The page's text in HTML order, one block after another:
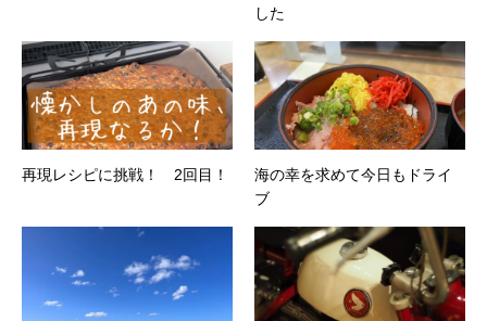
した
再現レシピに挑戦！ 2回目！
海の幸を求めて今日もドライ
ブ